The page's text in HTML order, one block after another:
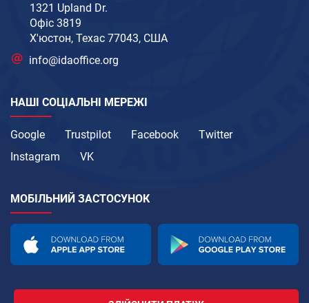
1321 Upland Dr.
Офіс 3819
Х'юстон, Техас 77043, США
info@idaoffice.org
НАШІ СОЦІАЛЬНІ МЕРЕЖІ
Google Trustpilot Facebook
Twitter
Instagram
VK
МОБІЛЬНИЙ ЗАСТОСУНОК